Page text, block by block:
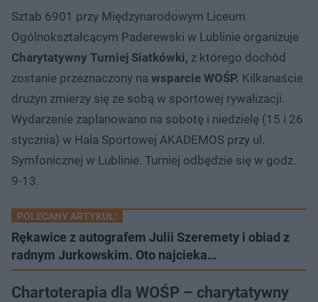
Sztab 6901 przy Międzynarodowym Liceum
Ogólnokształcącym Paderewski w Lublinie organizuje
Charytatywny Turniej Siatkówki, z którego dochód
zostanie przeznaczony na wsparcie WOŚP. Kilkanaście
drużyn zmierzy się ze sobą w sportowej rywalizacji.
Wydarzenie zaplanowano na sobotę i niedzielę (15 i 26
stycznia) w Hala Sportowej AKADEMOS przy ul.
Symfonicznej w Lublinie. Turniej odbędzie się w godz.
9-13.
POLECANY ARTYKUŁ:
Rękawice z autografem Julii Szeremety i obiad z
radnym Jurkowskim. Oto najcieka…
Chartoterapia dla WOŚP – charytatywny